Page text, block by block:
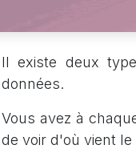
Il existe deux
données.
Vous avez à
de voir d'où vient